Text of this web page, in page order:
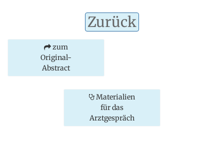
Zurück
zum
Original-
Abstract
Materialien
für das
Arztgespräch